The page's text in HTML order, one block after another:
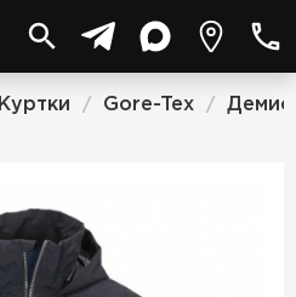
Куртки / Gore-Tex /